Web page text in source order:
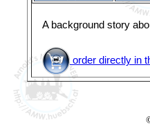
A background story
order directly in